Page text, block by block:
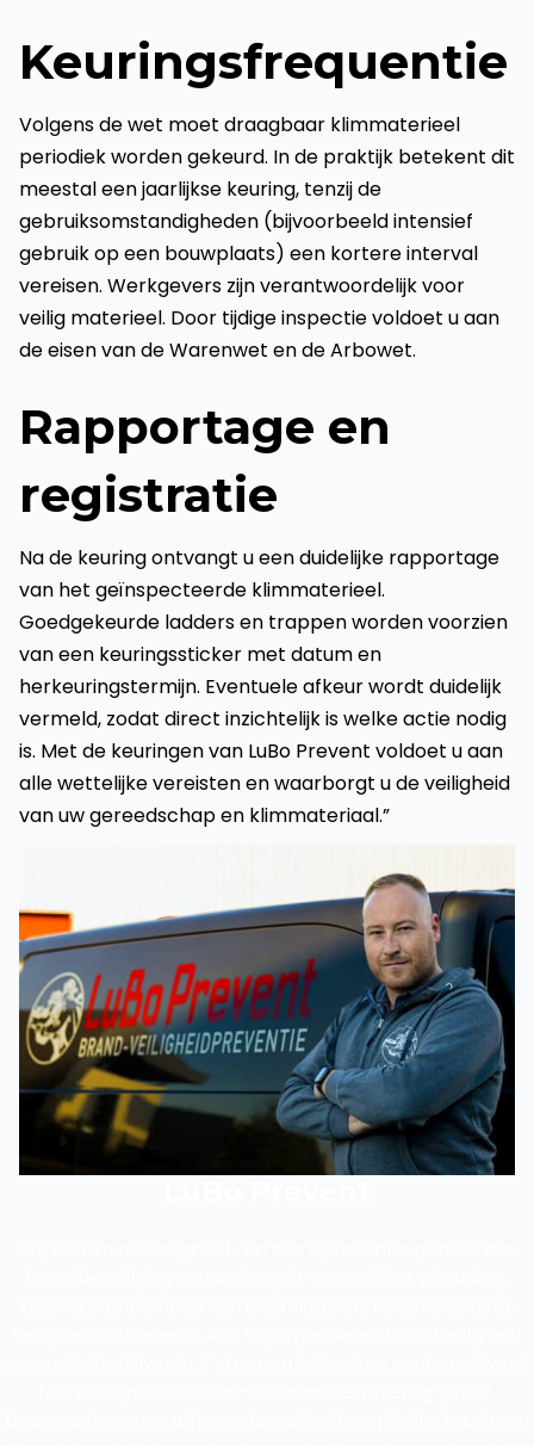
Keuringsfrequentie
Volgens de wet moet draagbaar klimmaterieel
periodiek worden gekeurd. In de praktijk betekent dit
meestal een jaarlijkse keuring, tenzij de
gebruiksomstandigheden (bijvoorbeeld intensief
gebruik op een bouwplaats) een kortere interval
vereisen. Werkgevers zijn verantwoordelijk voor
veilig materieel. Door tijdige inspectie voldoet u aan
de eisen van de Warenwet en de Arbowet.
Rapportage en
registratie
Na de keuring ontvangt u een duidelijke rapportage
van het geïnspecteerde klimmaterieel.
Goedgekeurde ladders en trappen worden voorzien
van een keuringssticker met datum en
herkeuringstermijn. Eventuele afkeur wordt duidelijk
vermeld, zodat direct inzichtelijk is welke actie nodig
is. Met de keuringen van LuBo Prevent voldoet u aan
alle wettelijke vereisten en waarborgt u de veiligheid
van uw gereedschap en klimmateriaal.”